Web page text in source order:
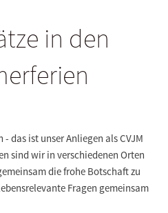
in den
das ist unser Anliegen als CVJM
sind wir in verschiedenen Orten
die frohe Botschaft zu
Fragen gemeinsam